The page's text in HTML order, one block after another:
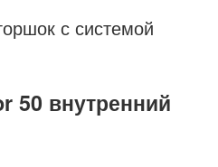
с системой
50 внутренний